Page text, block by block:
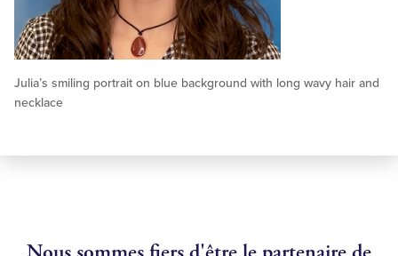
Julia’s smiling portrait on blue background with long wavy hair and
necklace